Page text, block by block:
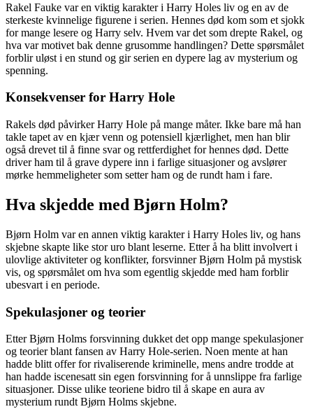
Rakel Fauke var en viktig karakter i Harry Holes liv og en av de
sterkeste kvinnelige figurene i serien. Hennes død kom som et sjokk
for mange lesere og Harry selv. Hvem var det som drepte Rakel, og
hva var motivet bak denne grusomme handlingen? Dette spørsmålet
forblir uløst i en stund og gir serien en dypere lag av mysterium og
spenning.
Konsekvenser for Harry Hole
Rakels død påvirker Harry Hole på mange måter. Ikke bare må han
takle tapet av en kjær venn og potensiell kjærlighet, men han blir
også drevet til å finne svar og rettferdighet for hennes død. Dette
driver ham til å grave dypere inn i farlige situasjoner og avslører
mørke hemmeligheter som setter ham og de rundt ham i fare.
Hva skjedde med Bjørn Holm?
Bjørn Holm var en annen viktig karakter i Harry Holes liv, og hans
skjebne skapte like stor uro blant leserne. Etter å ha blitt involvert i
ulovlige aktiviteter og konflikter, forsvinner Bjørn Holm på mystisk
vis, og spørsmålet om hva som egentlig skjedde med ham forblir
ubesvart i en periode.
Spekulasjoner og teorier
Etter Bjørn Holms forsvinning dukket det opp mange spekulasjoner
og teorier blant fansen av Harry Hole-serien. Noen mente at han
hadde blitt offer for rivaliserende kriminelle, mens andre trodde at
han hadde iscenesatt sin egen forsvinning for å unnslippe fra farlige
situasjoner. Disse ulike teoriene bidro til å skape en aura av
mysterium rundt Bjørn Holms skjebne.